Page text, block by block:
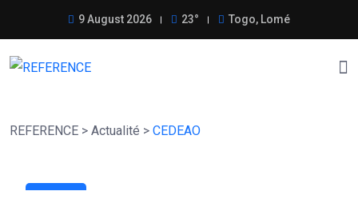
9 August 2026 23° Togo, Lomé
REFERENCE > Actualité > CEDEAO